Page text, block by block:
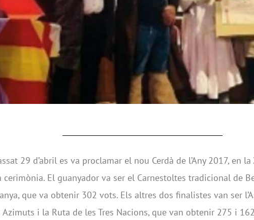
29 d’abril es va proclamar el nou Cerdà de l’Any 2017, en
cerimònia. El guanyador va ser el Carnestoltes tradicional de
que va obtenir 302 vots. Els altres dos finalistes van ser
Azimuts i la Ruta de les Tres Nacions, que van obtenir 275 i